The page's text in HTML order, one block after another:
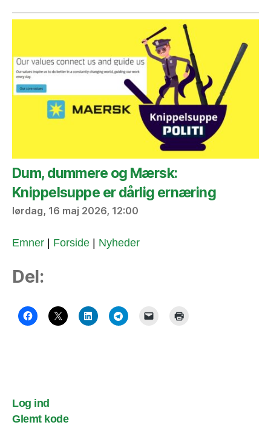
Dum, dummere og Mærsk:
Knippelsuppe er dårlig ernæring
lørdag, 16 maj 2026, 12:00
Emner | Forside | Nyheder
Del:
Log ind
Glemt kode